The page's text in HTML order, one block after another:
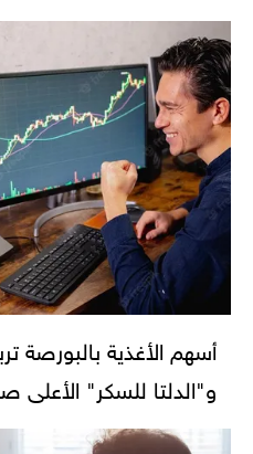
أسهم الأغذية بالبورصة
و"الدلتا للسكر" الأعلى